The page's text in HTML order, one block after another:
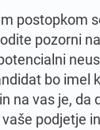
postopkom
pozorni
bo imel
na vas je, da
podjetje